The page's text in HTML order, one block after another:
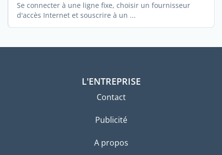
Se connecter à une ligne fixe, choisir un fournisseur
d'accès Internet et souscrire à un ...
L'ENTREPRISE
Contact
Publicité
A propos